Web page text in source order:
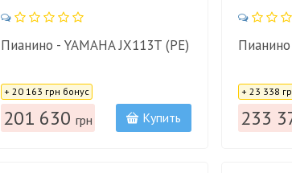
Пианино - YAMAHA JX113T (PE)
Цена:
+ 20 163 грн бонус
201 630 грн Купить
Пианино
Цена:
+ 23 338
233